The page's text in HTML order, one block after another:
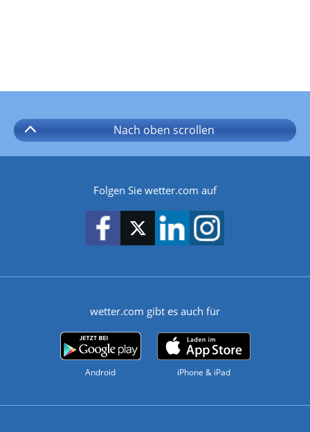
Nach oben scrollen
Folgen Sie wetter.com auf
wetter.com gibt es auch für
Android iPhone & iPad